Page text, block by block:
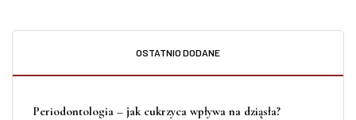
OSTATNIO DODANE
Periodontologia – jak cukrzyca wpływa na dziąsła?